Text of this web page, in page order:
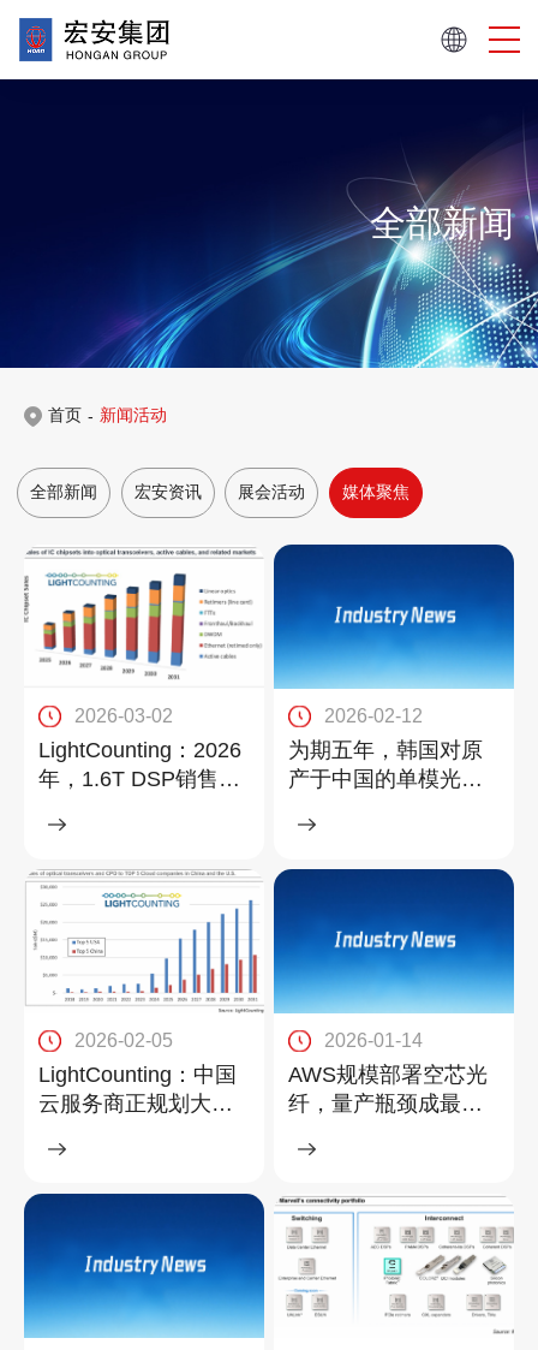
全部新闻
首页 - 新闻活动
全部新闻 宏安资讯 展会活动 媒体聚焦
2026-03-02
LightCounting：2026
年，1.6T DSP销售额
2026-02-12
为期五年，韩国对原
产于中国的单模光纤
2026-02-05
LightCounting：中国
云服务商正规划大规
2026-01-14
AWS规模部署空芯光
纤，量产瓶颈成最大